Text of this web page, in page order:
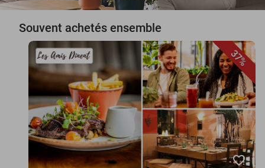
Souvent achetés ensemble
37%
favorite_border